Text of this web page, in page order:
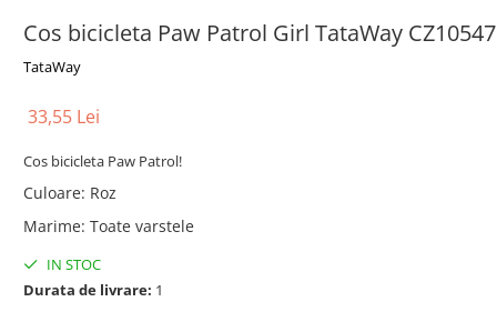
Cos bicicleta Paw Patrol Girl TataWay CZ10547
TataWay
33,55 Lei
Cos bicicleta Paw Patrol!
Culoare: Roz
Marime: Toate varstele
IN STOC
Durata de livrare: 1